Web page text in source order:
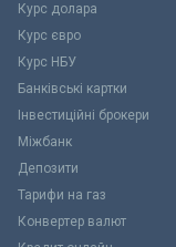
Курс долара
Курс євро
Курс НБУ
Банківські картки
Інвестиційні брокери
Міжбанк
Депозити
Тарифи на газ
Конвертер валют